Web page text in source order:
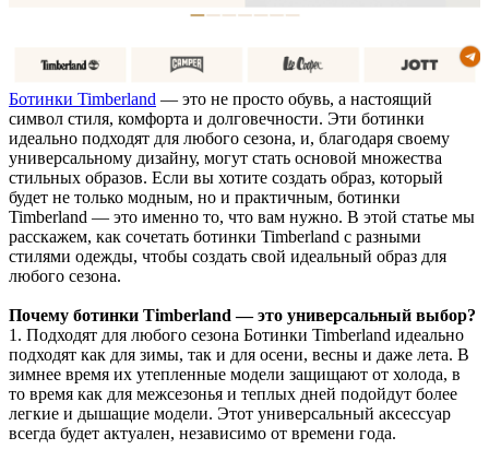
Ботинки Timberland — это не просто обувь, а настоящий
символ стиля, комфорта и долговечности. Эти ботинки
идеально подходят для любого сезона, и, благодаря своему
универсальному дизайну, могут стать основой множества
стильных образов. Если вы хотите создать образ, который
будет не только модным, но и практичным, ботинки
Timberland — это именно то, что вам нужно. В этой статье мы
расскажем, как сочетать ботинки Timberland с разными
стилями одежды, чтобы создать свой идеальный образ для
любого сезона.
Почему ботинки Timberland — это универсальный выбор?
1. Подходят для любого сезона Ботинки Timberland идеально
подходят как для зимы, так и для осени, весны и даже лета. В
зимнее время их утепленные модели защищают от холода, в
то время как для межсезонья и теплых дней подойдут более
легкие и дышащие модели. Этот универсальный аксессуар
всегда будет актуален, независимо от времени года.